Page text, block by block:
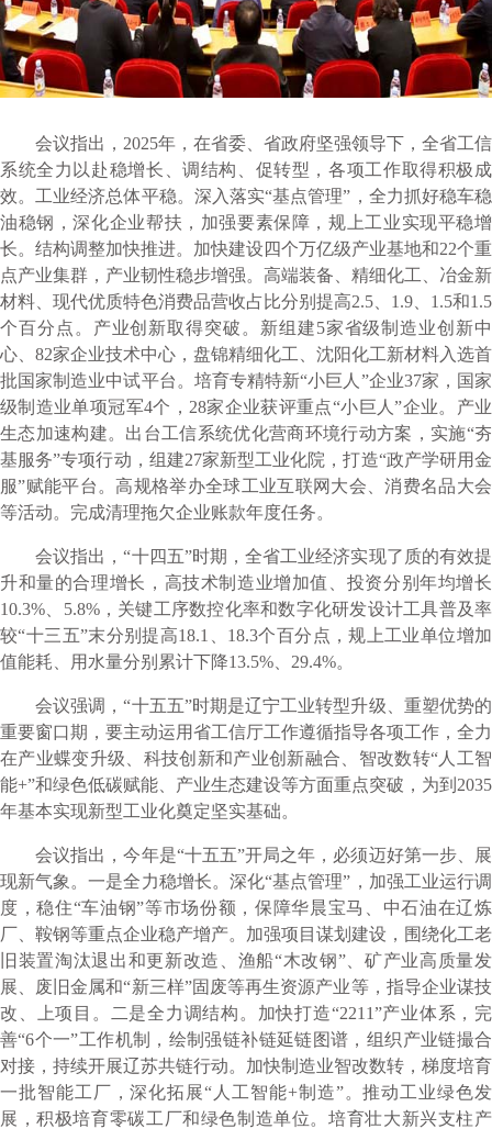
会议指出，2025年，在省委、省政府坚强领导下，全省工信
系统全力以赴稳增长、调结构、促转型，各项工作取得积极成
效。工业经济总体平稳。深入落实“基点管理”，全力抓好稳车稳
油稳钢，深化企业帮扶，加强要素保障，规上工业实现平稳增
长。结构调整加快推进。加快建设四个万亿级产业基地和22个重
点产业集群，产业韧性稳步增强。高端装备、精细化工、冶金新
材料、现代优质特色消费品营收占比分别提高2.5、1.9、1.5和1.5
个百分点。产业创新取得突破。新组建5家省级制造业创新中
心、82家企业技术中心，盘锦精细化工、沈阳化工新材料入选首
批国家制造业中试平台。培育专精特新“小巨人”企业37家，国家
级制造业单项冠军4个，28家企业获评重点“小巨人”企业。产业
生态加速构建。出台工信系统优化营商环境行动方案，实施“夯
基服务”专项行动，组建27家新型工业化院，打造“政产学研用金
服”赋能平台。高规格举办全球工业互联网大会、消费名品大会
等活动。完成清理拖欠企业账款年度任务。
会议指出，“十四五”时期，全省工业经济实现了质的有效提
升和量的合理增长，高技术制造业增加值、投资分别年均增长
10.3%、5.8%，关键工序数控化率和数字化研发设计工具普及率
较“十三五”末分别提高18.1、18.3个百分点，规上工业单位增加
值能耗、用水量分别累计下降13.5%、29.4%。
会议强调，“十五五”时期是辽宁工业转型升级、重塑优势的
重要窗口期，要主动运用省工信厅工作遵循指导各项工作，全力
在产业蝶变升级、科技创新和产业创新融合、智改数转“人工智
能+”和绿色低碳赋能、产业生态建设等方面重点突破，为到2035
年基本实现新型工业化奠定坚实基础。
会议指出，今年是“十五五”开局之年，必须迈好第一步、展
现新气象。一是全力稳增长。深化“基点管理”，加强工业运行调
度，稳住“车油钢”等市场份额，保障华晨宝马、中石油在辽炼
厂、鞍钢等重点企业稳产增产。加强项目谋划建设，围绕化工老
旧装置淘汰退出和更新改造、渔船“木改钢”、矿产业高质量发
展、废旧金属和“新三样”固废等再生资源产业等，指导企业谋技
改、上项目。二是全力调结构。加快打造“2211”产业体系，完
善“6个一”工作机制，绘制强链补链延链图谱，组织产业链撮合
对接，持续开展辽苏共链行动。加快制造业智改数转，梯度培育
一批智能工厂，深化拓展“人工智能+制造”。推动工业绿色发
展，积极培育零碳工厂和绿色制造单位。培育壮大新兴支柱产